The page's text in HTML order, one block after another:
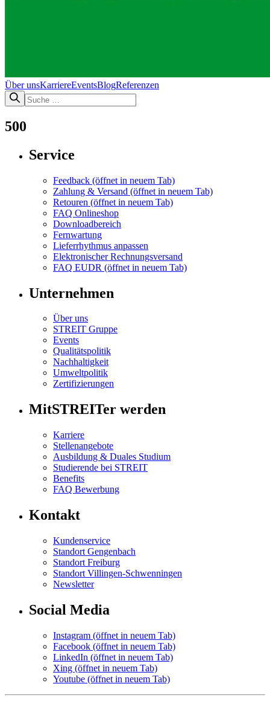
Über unsKarriereEventsBlogReferenzen
500
Service
Feedback (öffnet in neuem Tab)
Zahlung & Versand (öffnet in neuem Tab)
Retouren (öffnet in neuem Tab)
FAQ Onlineshop
Downloadbereich
Fernwartung
Lieferrhythmus anpassen
Elektronischer Rechnungsversand
FAQ EUDR (öffnet in neuem Tab)
Unternehmen
Über uns
STREIT Gruppe
Events
Qualitätspolitik
Nachhaltigkeit
Umweltpolitik
Zertifizierungen
MitSTREITer werden
Karriere
Stellenangebote
Ausbildung & Duales Studium
Studierende bei STREIT
Benefits
FAQ Bewerbung
Kontakt
Kundenservice
Standort Gengenbach
Standort Freiburg
Standort Villingen-Schwenningen
Newsletter
Social Media
Instagram (öffnet in neuem Tab)
Facebook (öffnet in neuem Tab)
LinkedIn (öffnet in neuem Tab)
Xing (öffnet in neuem Tab)
Youtube (öffnet in neuem Tab)